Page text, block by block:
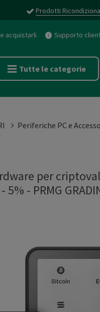
Prodotti
acquistarli Supporto
Tutte le categorie
Periferiche PC e
per
- 5% - PRMG